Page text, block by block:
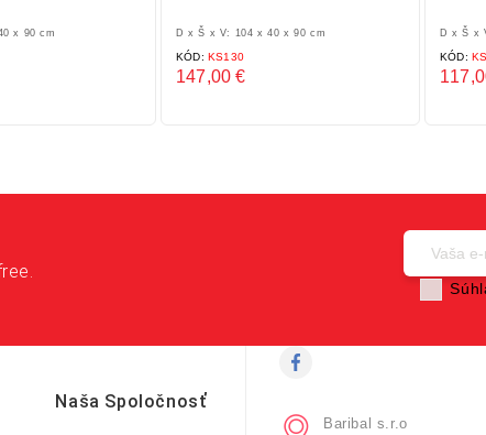
x 90 cm D x Š x V: 104 x 40 x 90 cm
KÓD: KS130
147,00 €
D x Š x
KÓD:
Naša Spoločnosť
Baribal s.r.o